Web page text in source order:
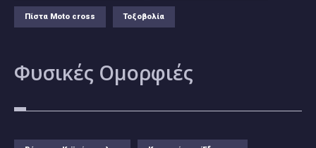
Πίστα Moto cross Τοξοβολία
Φυσικές Ομορφιές